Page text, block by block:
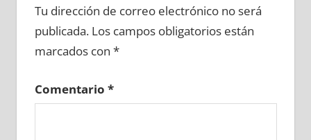
Tu dirección de correo electrónico no será
publicada. Los campos obligatorios están
marcados con *
Comentario *